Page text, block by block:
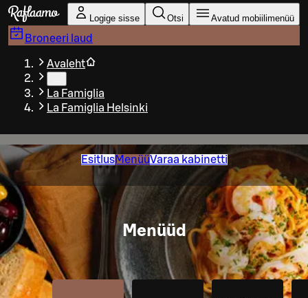
Liigu peamise sisu juurde
Logige sisse Otsi Avatud mobiilimenüü
Broneeri laud
Avaleht
La Famiglia
La Famiglia Helsinki
EsitlusMenüüVaraa kabinetti
Menüüd